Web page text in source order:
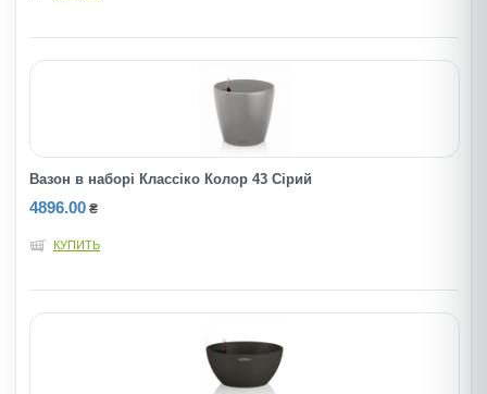
Вазон в наборі Классіко Колор 43 Сірий
4896.00 ₴
КУПИТЬ